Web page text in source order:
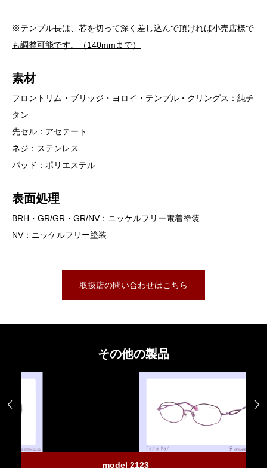
※テンプル長は、芯を切って深く差し込んで頂ければ小売店様で
も調整可能です。（140mmまで）
素材
フロントリム・ブリッジ・ヨロイ・テンプル・クリングス：純チ
タン
先セル：アセテート
ネジ：ステンレス
パッド：ポリエステル
表面処理
BRH・GR/GR・GR/NV：ニッケルフリー電着塗装
NV：ニッケルフリー塗装
取扱店の問い合わせはこちら
その他の製品
 